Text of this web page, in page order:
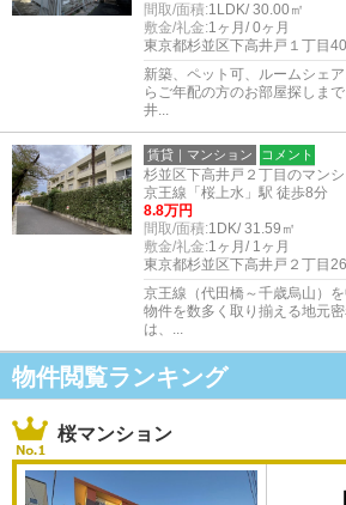
間取/面積:1LDK/ 30.00㎡
敷金/礼金:1ヶ月/ 0ヶ月
東京都杉並区下高井戸１丁目
新築、ペット可、ルームシェ
らご年配の方のお部屋探しまで
井...
賃貸｜マンション コメント
杉並区下高井戸２丁目のマン
京王線「桜上水」駅 徒歩8分
8.8万円
間取/面積:1DK/ 31.59㎡
敷金/礼金:1ヶ月/ 1ヶ月
東京都杉並区下高井戸２丁目
京王線（代田橋～千歳烏山）
物件を数多く取り揃える地元
は、...
物件閲覧ランキング
桜マンション